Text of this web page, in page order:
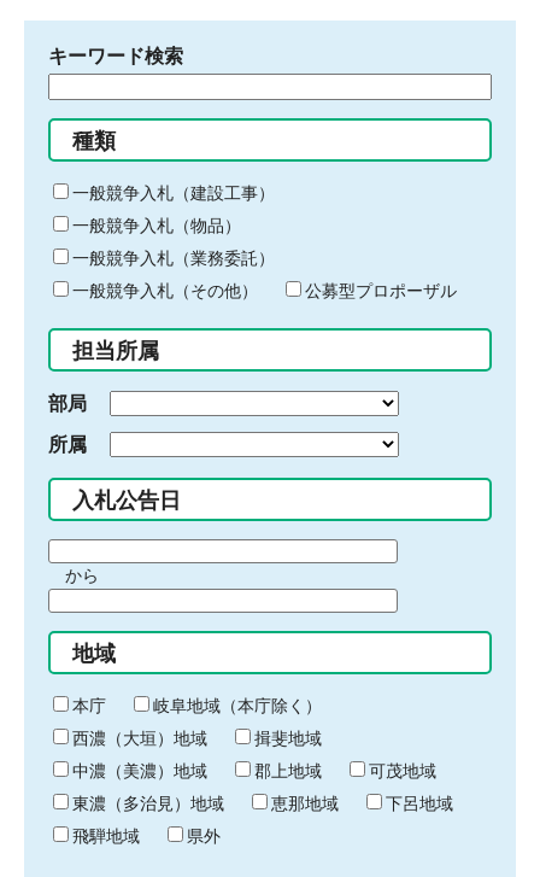
キーワード検索
る
キ
ー
ワ
ー
ド
入
力
種類
一般競争入札（建設工事）
一般競争入札（物品）
一般競争入札（業務委託）
一般競争入札（その他）
公募型プロポーザル
担当所属
部局
所属
入札公告日
間
始
り
から
間
終
わ
り
地域
本庁
岐阜地域（本庁除く）
西濃（大垣）地域
揖斐地域
中濃（美濃）地域
郡上地域
可茂地域
東濃（多治見）地域
恵那地域
下呂地域
飛騨地域
県外